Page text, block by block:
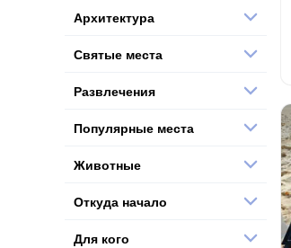
Архитектура
Святые места
Развлечения
Популярные места
Животные
Откуда начало
Для кого